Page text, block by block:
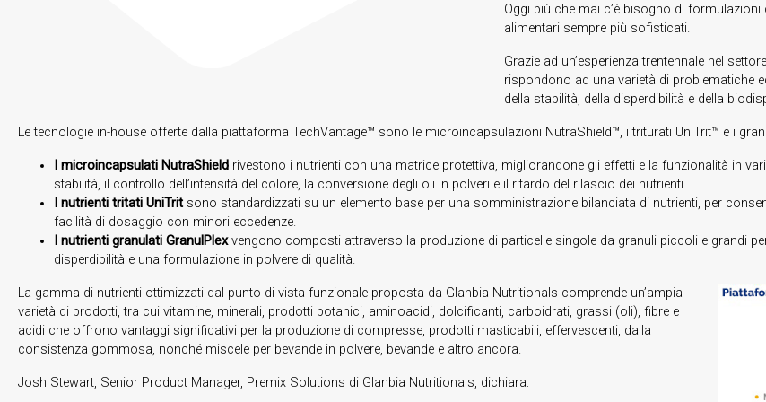
Oggi più che mai c’è bisogno di
alimentari sempre più sofisticati.
Grazie ad un’esperienza trentennale nel
rispondono ad una varietà di problematiche
della stabilità, della disperdibilità e della
Le tecnologie in-house offerte dalla piattaforma TechVantage™ sono le microincapsulazioni NutraShield™, i triturati UniTrit™ e i
I microincapsulati NutraShield rivestono i nutrienti con una matrice protettiva, migliorandone gli effetti e la funzionalità in
stabilità, il controllo dell’intensità del colore, la conversione degli oli in polveri e il ritardo del rilascio dei nutrienti.
I nutrienti tritati UniTritsono standardizzati su un elemento base per una somministrazione bilanciata di nutrienti, per
facilità di dosaggio con minori eccedenze.
I nutrienti granulati GranulPlexvengono composti attraverso la produzione di particelle singole da granuli piccoli e grandi
disperdibilità e una formulazione in polvere di qualità.
La gamma di nutrienti ottimizzati dal punto di vista funzionale proposta da Glanbia Nutritionals comprende un’ampia
varietà di prodotti, tra cui vitamine, minerali, prodotti botanici, aminoacidi, dolcificanti, carboidrati, grassi (oli), fibre e
acidi che offrono vantaggi significativi per la produzione di compresse, prodotti masticabili, effervescenti, dalla
consistenza gommosa, nonché miscele per bevande in polvere, bevande e altro ancora.
Josh Stewart, Senior Product Manager, Premix Solutions di Glanbia Nutritionals, dichiara: